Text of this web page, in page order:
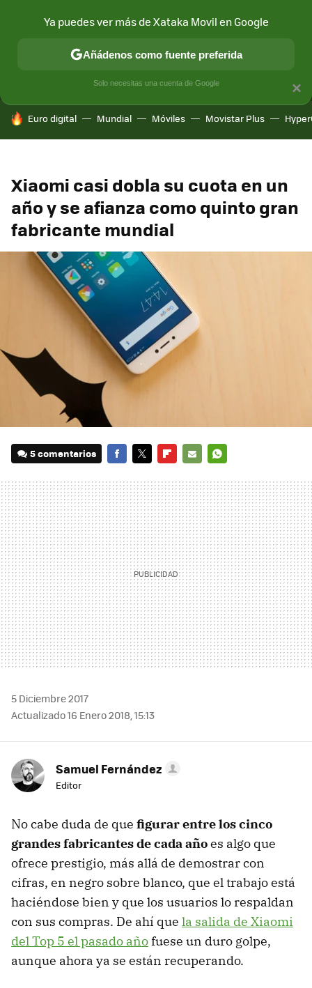
MÓVIL Y SOCIEDAD APLICACIONES
HOY SE HABLA DE
Euro digital Mundial Móviles Movistar Plus
Xiaomi casi dobla su cuota en un
año y se afianza como quinto gran
fabricante mundial
5 comentarios
MAIL
5 Diciembre 2017
Actualizado 16 Enero 2018, 15:13
Samuel Fernández
Editor
No cabe duda de que figurar entre los cinco
grandes fabricantes de cada añoes algo que
ofrece prestigio, más allá de demostrar con
cifras, en negro sobre blanco, que el trabajo está
haciéndose bien y que los usuarios lo respaldan
con sus compras. De ahí que la salida de Xiaomi
del Top 5 el pasado añofuese un duro golpe,
aunque ahora ya se están recuperando.
×
Ya puedes ver más de Xataka Movil en Google
Añádenos como fuente preferida
Solo necesitas una cuenta de Google